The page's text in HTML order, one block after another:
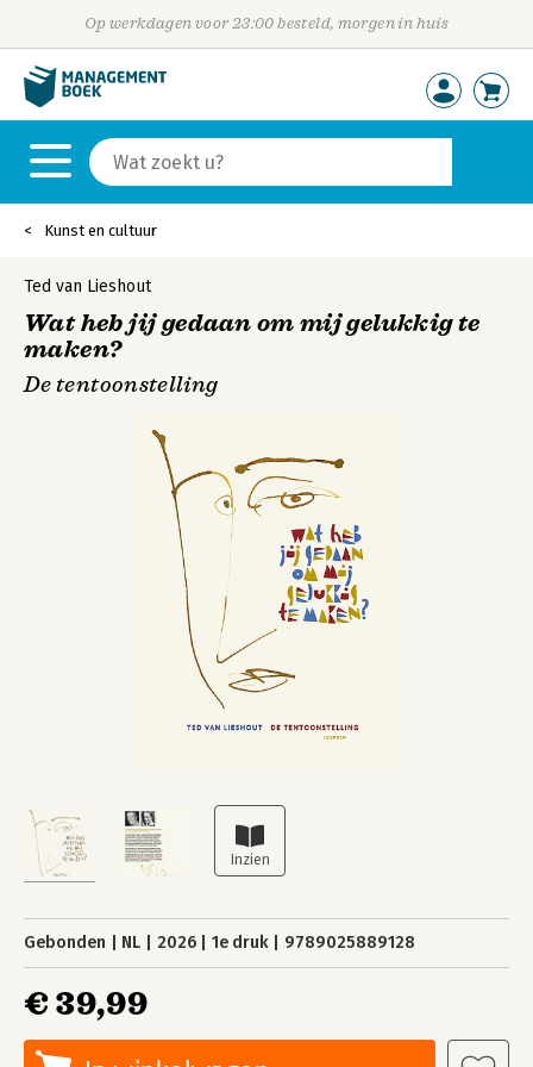
Op werkdagen voor 23:00 besteld, morgen in huis
Kunst en cultuur
Ted van Lieshout
Wat heb jij gedaan om mij gelukkig te
maken?
De tentoonstelling
Gebonden NL 2026 1e druk 9789025889128
€ 39,99